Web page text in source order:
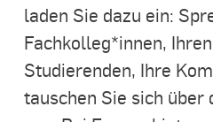
laden Sie dazu ein:
Fachkolleg*innen,
Studierenden, Ihre
tauschen Sie sich über